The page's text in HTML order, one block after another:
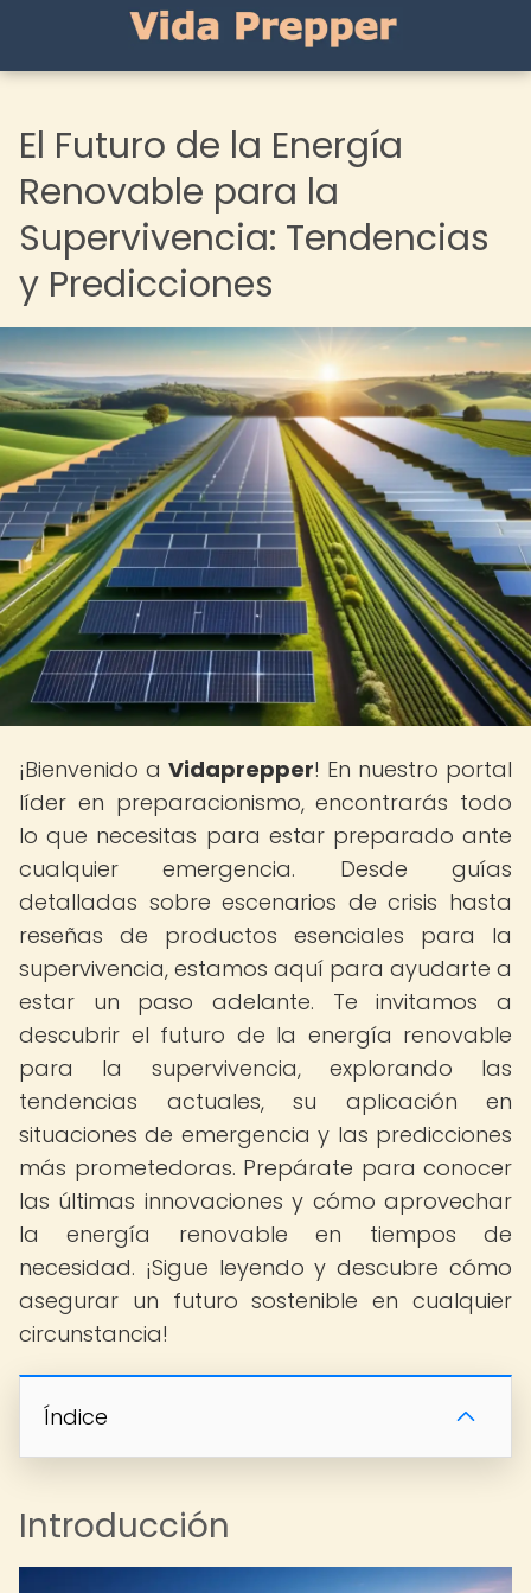
El Futuro de la Energía
Renovable para la
Supervivencia: Tendencias
y Predicciones
¡Bienvenido a Vidaprepper! En nuestro portal
líder en preparacionismo, encontrarás todo
lo que necesitas para estar preparado ante
cualquier emergencia. Desde guías
detalladas sobre escenarios de crisis hasta
reseñas de productos esenciales para la
supervivencia, estamos aquí para ayudarte a
estar un paso adelante. Te invitamos a
descubrir el futuro de la energía renovable
para la supervivencia, explorando las
tendencias actuales, su aplicación en
situaciones de emergencia y las predicciones
más prometedoras. Prepárate para conocer
las últimas innovaciones y cómo aprovechar
la energía renovable en tiempos de
necesidad. ¡Sigue leyendo y descubre cómo
asegurar un futuro sostenible en cualquier
circunstancia!
Índice
Introducción